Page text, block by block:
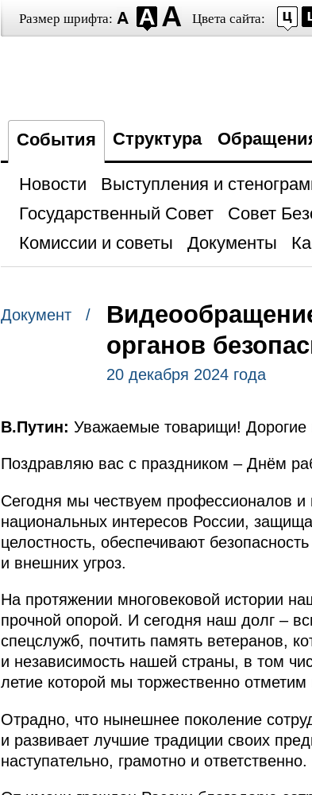
Размер шрифта: Цвета сайта:
События Структура
Новости Выступления и
Государственный Совет
Совет
Комиссии и советы
Документы
Документ /
органов
20 декабря 2024 года
В.Путин: Уважаемые товарищи! Дорогие
Поздравляю вас с праздником – Днём
Сегодня мы чествуем профессионалов и
национальных интересов России,
целостность, обеспечивают
и внешних угроз.
На протяжении многовековой истории
прочной опорой. И сегодня наш долг –
спецслужб, почтить память ветеранов,
и независимость нашей страны, в том
летие которой мы торжественно
Отрадно, что нынешнее поколение
и развивает лучшие традиции своих
наступательно, грамотно и ответственно.